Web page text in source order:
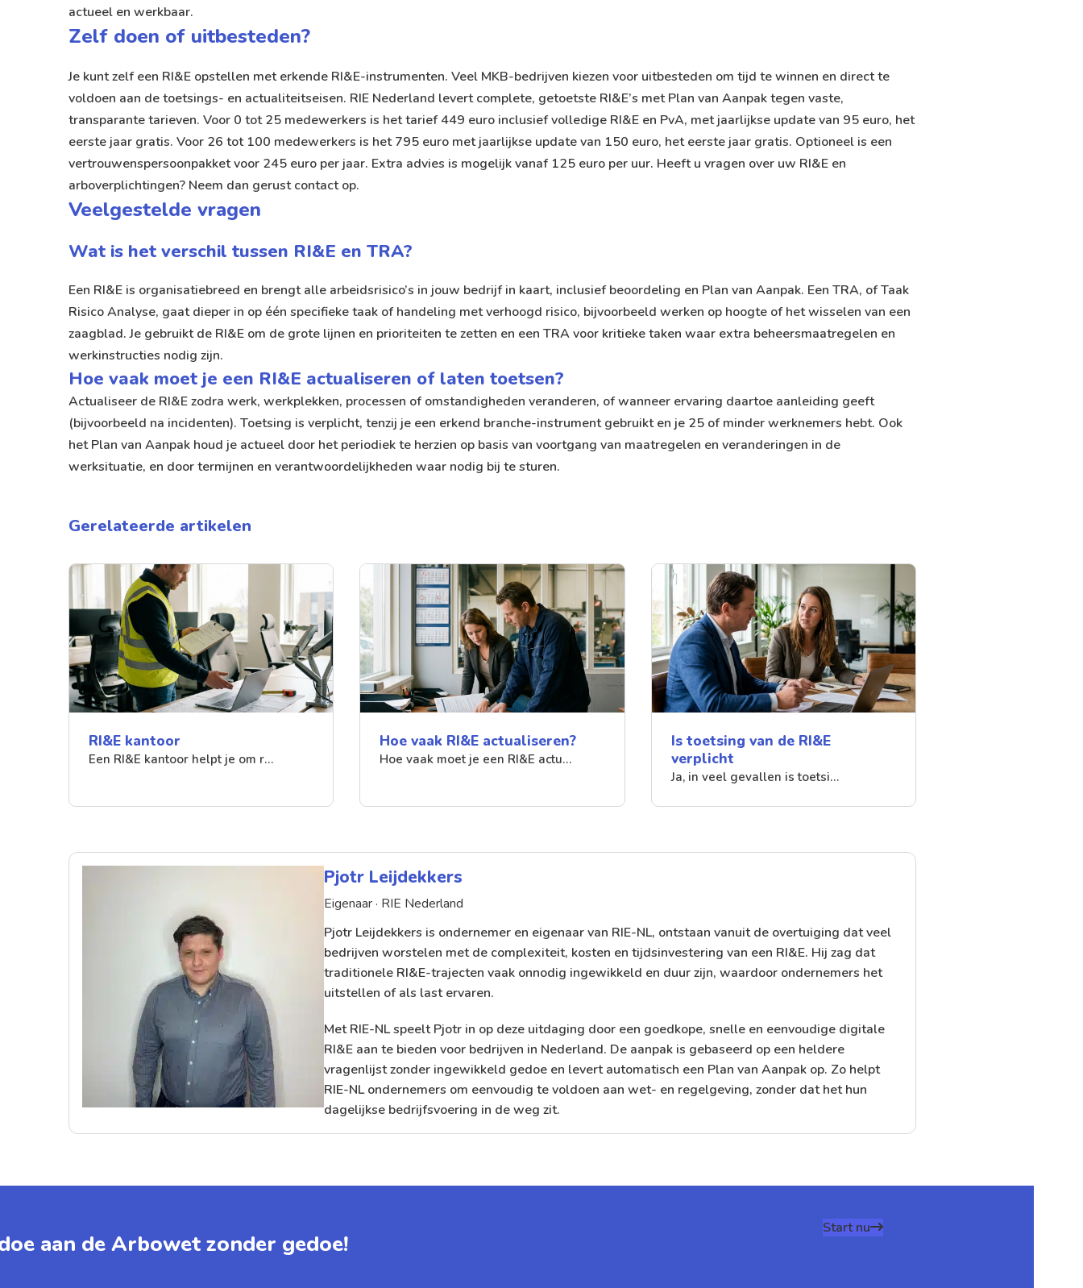
actueel en werkbaar.
Zelf doen of uitbesteden?
Je kunt zelf een RI&E opstellen meterkende RI&E-instrumenten. Veel MKB-bedrijven kiezen voor uitbesteden om tijd te winnen en direct te
voldoen aan de toetsings- en actualiteitseisen. RIE Nederland levert complete, getoetste RI&E’s met Plan van Aanpak tegen vaste,
transparante tarieven. Voor 0 tot 25 medewerkers is het tarief 449 euro inclusief volledige RI&E en PvA, met jaarlijkse update van 95 euro, het
eerste jaar gratis. Voor 26 tot 100 medewerkers is het 795 euro met jaarlijkse update van 150 euro, het eerste jaar gratis. Optioneel is een
vertrouwenspersoonpakket voor 245 euro per jaar. Extra advies is mogelijk vanaf 125 euro per uur. Heeft u vragen over uw RI&E en
arboverplichtingen? Neem dan gerust contact op.
Veelgestelde vragen
Wat is het verschil tussen RI&E en TRA?
Een RI&E is organisatiebreed en brengt alle arbeidsrisico’s in jouw bedrijf in kaart, inclusief beoordeling en Plan van Aanpak. Een TRA, of Taak
Risico Analyse, gaat dieper in op één specifieke taak of handeling met verhoogd risico, bijvoorbeeld werken op hoogte of het wisselen van een
zaagblad. Je gebruikt de RI&E om de grote lijnen en prioriteiten te zetten en een TRA voor kritieke taken waar extra beheersmaatregelen en
werkinstructies nodig zijn.
Hoe vaak moet je een RI&E actualiseren of laten toetsen?
Actualiseer de RI&E zodra werk, werkplekken, processen of omstandigheden veranderen, of wanneer ervaring daartoe aanleiding geeft
(bijvoorbeeld na incidenten). Toetsing is verplicht, tenzij je een erkend branche-instrument gebruikt en je 25 of minder werknemers hebt. Ook
het Plan van Aanpak houd je actueel door het periodiek te herzien op basis van voortgang van maatregelen en veranderingen in de
werksituatie, en door termijnen en verantwoordelijkheden waar nodig bij te sturen.
Gerelateerde artikelen
RI&E kantoor
Een RI&E kantoor helpt je om r…
Hoe vaak RI&E actualiseren?
Hoe vaak moet je een RI&E actu…
Is toetsing van de RI&E
verplicht
Ja, in veel gevallen is toetsi…
Pjotr Leijdekkers
Eigenaar · RIE Nederland
Pjotr Leijdekkers is ondernemer en eigenaar van RIE-NL, ontstaan vanuit de overtuiging dat veel
bedrijven worstelen met de complexiteit, kosten en tijdsinvestering van een RI&E. Hij zag dat
traditionele RI&E-trajecten vaak onnodig ingewikkeld en duur zijn, waardoor ondernemers het
uitstellen of als last ervaren.
Met RIE-NL speelt Pjotr in op deze uitdaging door een goedkope, snelle en eenvoudige digitale
RI&E aan te bieden voor bedrijven in Nederland. De aanpak is gebaseerd op een heldere
vragenlijst zonder ingewikkeld gedoe en levert automatisch een Plan van Aanpak op. Zo helpt
RIE-NL ondernemers om eenvoudig te voldoen aan wet- en regelgeving, zonder dat het hun
dagelijkse bedrijfsvoering in de weg zit.
aan de Arbowet zonder gedoe!
Start nu